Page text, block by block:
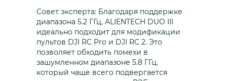
Совет эксперта: Благодаря поддержке
диапазона 5.2 ГГц, ALIENTECH DUO III
идеально подходит для модификации
пультов DJI RC Pro и DJI RC 2. Это
позволяет обходить помехи в
зашумленном диапазоне 5.8 ГГц,
который чаще всего подвергается